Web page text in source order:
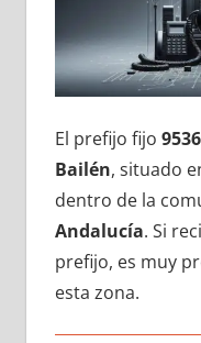
El prefijo fijo
Bailén, situado
dentro dе la
Andalucía. Si
prefijo, es muy
esta zona.